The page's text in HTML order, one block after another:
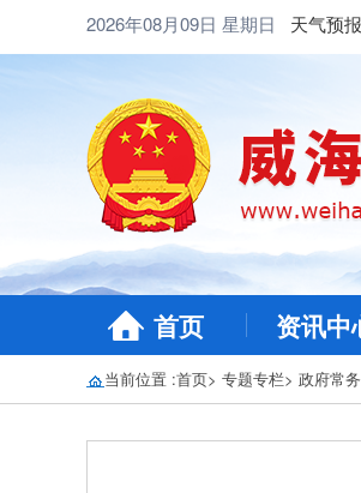
2026年08月09日 星期日 天气预报
首页 资讯中
当前位置 :首页> 专题专栏> 政府常